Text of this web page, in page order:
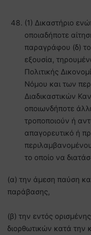
(1) Δικαστήριο
οποιαδήποτε
παραγράφου (δ)
εξουσία,
Πολιτικής
Νόμου και των
Διαδικαστικών
οποιωνδήποτε
τροποποιούν ή
απαγορευτικό ή
το οποίο να
(α) την άμεση παύση
παράβασης,
(β) την εντός
διορθωτικών κατά την